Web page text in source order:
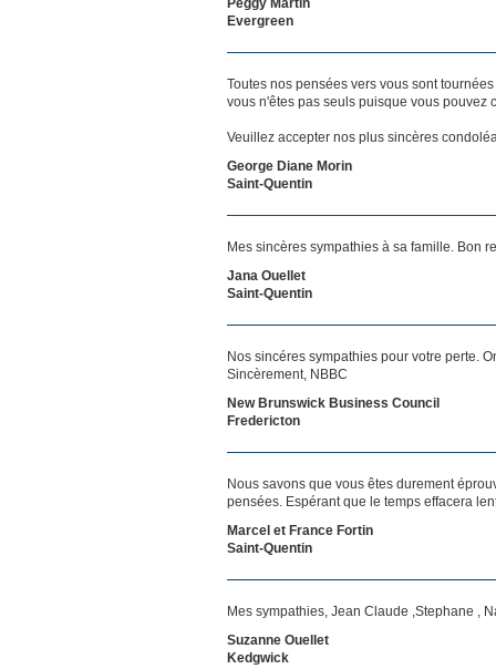
Evergreen
Toutes nos pensées vers vous sont
vous n'êtes pas seuls puisque vous pouvez
Veuillez accepter nos plus sincères
George Diane Morin
Saint-Quentin
Mes sincères sympathies à sa famille. Bon
Jana Ouellet
Saint-Quentin
Nos sincéres sympathies pour votre perte.
Sincèrement, NBBC
New Brunswick Business Council
Fredericton
Nous savons que vous êtes durement
pensées. Espérant que le temps effacera
Marcel et France Fortin
Saint-Quentin
Mes sympathies, Jean Claude ,Stephane ,
Suzanne Ouellet
Kedgwick